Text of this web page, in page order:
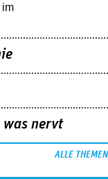
was nervt
ALLE THEMEN